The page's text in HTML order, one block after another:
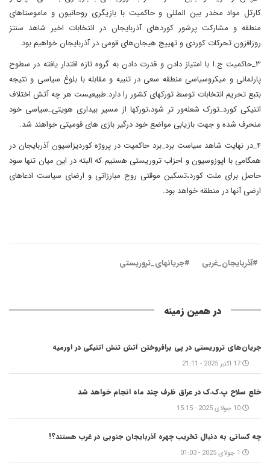
کارتل مواد مخدر بین المللی و حاکمیت با بازیگری روحانیون و ماموستاهای
منطقه و مشارکت پرشور کوردهای آذربایجان در انتخابات اخیر شاهد سنتز
روزافزون تحرکات کوردی و تهییج هیجان‌های قومی در آذربایجان خواهیم بود.
۳_حاکمیت ج.ا با امتیاز دادن و قدرت دادن به گروه تازه اقتدار یافته در سطوح
پارلمانی و میکروسیاسی منطقه سعی در تنبیه و مقابله با بلوغ سیاسی و نتیجه
بتبع تحریم انتخابات توسط تورکهای کشور را دارد.طبیعیست هر چه آتش اختلاف
اتنیکی کورد_تورک شعله‌ور تر شود،تورکها از مسیر بیداری هویتی_سیاسی خود
منحرف شده و جهت بازیابی مواضع خود درگیر بازی های قومیتی خواهند شد.
۴_در نهایت شاهد سیاست برد_برد حاکمیت در پروژه کوردیزاسیون آذربایجان در
همگامی با اپوزوسیون و احزاب تروریستی هستیم که البته در این میان تنها سود
حاصل برای ملت کورد،تسکین موقتی روح مبارزاتی و ارضای سیاست ادعاهای
ارضی آنها در منطقه خواهد بود.
#آذربایجان_غربی #جریانهای_تروریستی
در همین زمینه
جریان‌های تروریستی در پی برافروختن آتش تنش اتنیکی در اورمیه
17 اکتبر 2025 - 21:11
خلع سلاح پ.ک.ک در عراق ظرف چند ماه انجام خواهد شد
10 جولای 2025 - 15:15
چه کسانی به دنبال تخریب چهره آذربایجان جنوبی در غرب هستند؟!
1 جولای 2025 - 01:03